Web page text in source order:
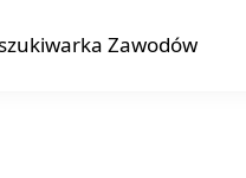
Zawodów